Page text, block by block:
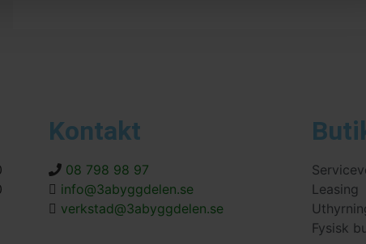
Kontakt
08 798 98 97
info@3abyggdelen.se
verkstad@3abyggdelen.se
Leasing
Fysisk